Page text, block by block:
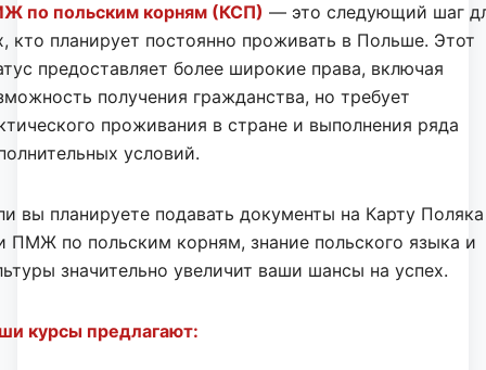
по польским корням (КСП) — это следующий шаг
кто планирует постоянно проживать в Польше. Этот
предоставляет более широкие права, включая
получения гражданства, но требует
проживания в стране и выполнения ряда
условий.
вы планируете подавать документы на Карту Поляка
ПМЖ по польским корням, знание польского языка и
значительно увеличит ваши шансы на успех.
курсы предлагают: